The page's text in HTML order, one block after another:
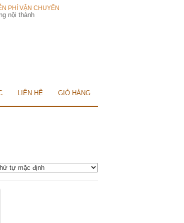
PHÍ VẬN CHUYỂN
nội thành
LIÊN HỆ GIỎ HÀNG